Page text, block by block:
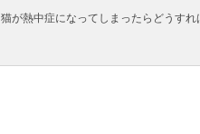
猫が熱中症になってしまったらどうす